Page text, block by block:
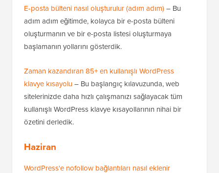
E-posta bülteni nasıl oluşturulur (adım adım) – Bu
adım adım eğitimde, kolayca bir e-posta bülteni
oluşturmanın ve bir e-posta listesi oluşturmaya
başlamanın yollarını gösterdik.
Zaman kazandıran 85+ en kullanışlı WordPress
klavye kısayolu– Bu başlangıç kılavuzunda, web
sitelerinizde daha hızlı çalışmanızı sağlayacak tüm
kullanışlı WordPress klavye kısayollarının nihai bir
özetini derledik.
Haziran
WordPress'e nofollow bağlantıları nasıl eklenir